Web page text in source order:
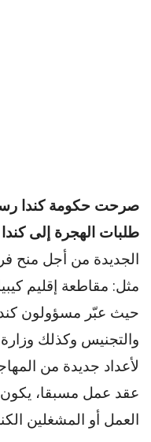
صرحت حكومة كندا
طلبات الهجرة إلى
الجديدة من أجل
مثل: مقاطعة إقليم
حيث عبّر مسؤولون
والتجنيس وكذلك وزارة
لأعداد جديدة من
عقد عمل مسبقا،
العمل أو المشغلين